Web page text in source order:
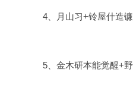
4、月山习+铃屋什造
5、金木研本能觉醒+